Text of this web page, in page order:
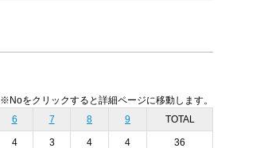
※Noをクリックすると詳細ページに移動します。
6 7 8 9 TOTAL
4 3 4 4 36